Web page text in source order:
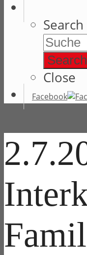
Search
Search
Close
Facebook